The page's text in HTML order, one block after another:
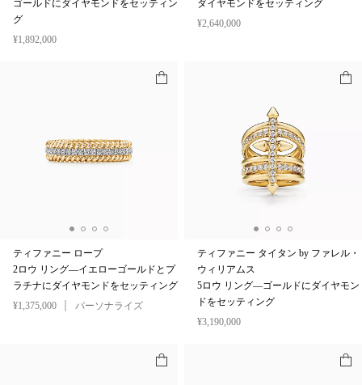
ゴールドにダイヤモンドをセッティン
グ
¥1,892,000
ダイヤモンドをセッティング
¥2,640,000
ティファニー ロープ
2ロウ リング—イエローゴールドとプ
ラチナにダイヤモンドをセッティング
¥1,375,000
パーソナライズ
ティファニー タイタン by ファレル・
ウィリアムス
5ロウ リング—ゴールドにダイヤモン
ドをセッティング
¥3,190,000